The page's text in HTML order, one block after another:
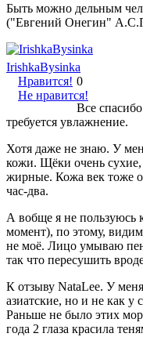
Быть можно дельным
("Евгений Онегин"
IrishkaBysinka
Нравится!
Не нравится!
0
Все
требуется увлажнение.
Хотя даже не знаю. У
кожи. Щёки очень сухие,
жирные. Кожа век тоже
час-два.
А вобще я не пользуюсь
момент), по этому,
не моё. Лицо умываю
так что пересушить
К отзыву NataLee. У меня
азиатские, но и не как у
Раньше не было этих
года 2 глаза красила